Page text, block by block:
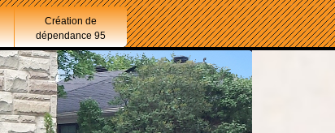
Création de
dépendance 95